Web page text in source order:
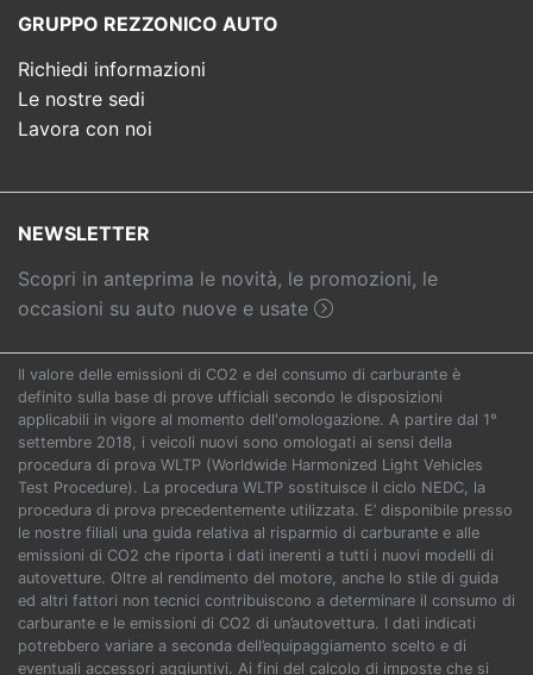
GRUPPO REZZONICO AUTO
Richiedi informazioni
Le nostre sedi
Lavora con noi
NEWSLETTER
Scopri in anteprima le novità, le promozioni, le
occasioni su auto nuove e usate
Il valore delle emissioni di CO2 e del consumo di carburante è
definito sulla base di prove ufficiali secondo le disposizioni
applicabili in vigore al momento dell'omologazione. A partire dal 1°
settembre 2018, i veicoli nuovi sono omologati ai sensi della
procedura di prova WLTP (Worldwide Harmonized Light Vehicles
Test Procedure). La procedura WLTP sostituisce il ciclo NEDC, la
procedura di prova precedentemente utilizzata. E’ disponibile presso
le nostre filiali una guida relativa al risparmio di carburante e alle
emissioni di CO2 che riporta i dati inerenti a tutti i nuovi modelli di
autovetture. Oltre al rendimento del motore, anche lo stile di guida
ed altri fattori non tecnici contribuiscono a determinare il consumo di
carburante e le emissioni di CO2 di un’autovettura. I dati indicati
potrebbero variare a seconda dell’equipaggiamento scelto e di
eventuali accessori aggiuntivi. Ai fini del calcolo di imposte che si